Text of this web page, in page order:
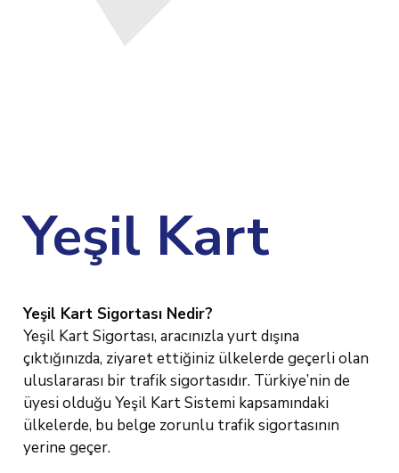
Yeşil Kart
Yeşil Kart Sigortası Nedir?
Yeşil Kart Sigortası, aracınızla yurt dışına
çıktığınızda, ziyaret ettiğiniz ülkelerde geçerli olan
uluslararası bir trafik sigortasıdır. Türkiye’nin de
üyesi olduğu Yeşil Kart Sistemi kapsamındaki
ülkelerde, bu belge zorunlu trafik sigortasının
yerine geçer.